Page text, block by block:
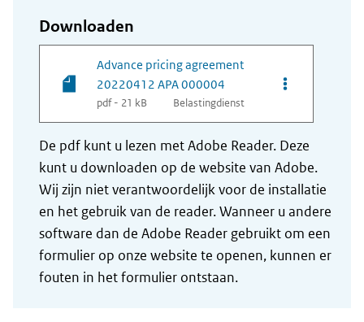
Downloaden
Advance pricing agreement
20220412 APA 000004
pdf - 21 kB Belastingdienst
Opties van
De pdf kunt u lezen met Adobe Reader. Deze
kunt u downloaden op de website van Adobe.
Wij zijn niet verantwoordelijk voor de installatie
en het gebruik van de reader. Wanneer u andere
software dan de Adobe Reader gebruikt om een
formulier op onze website te openen, kunnen er
fouten in het formulier ontstaan.